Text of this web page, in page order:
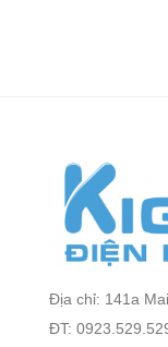
Địa chỉ: 141a
ĐT: